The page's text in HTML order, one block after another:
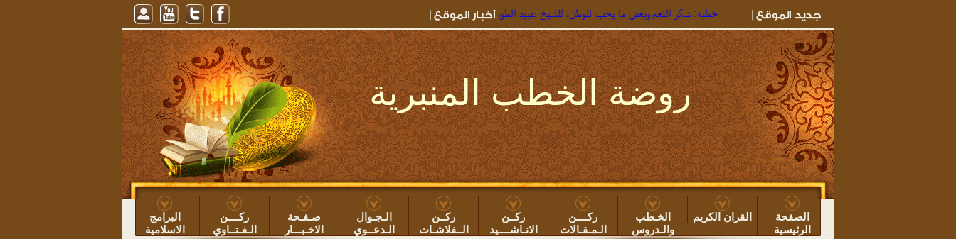
خطبة: بعض أضرار سهر الليل ونوم النهار، للشيخ عبيد الطوياوي=> عبيد بن عساف الطوياوي ۞ خطبة: شكر النعم وبعض ما يجب للوطن، للشيخ عبيد الطوياوي=> جديد خطب الروضة ۞
روضة الخطب المنبرية
الصفحة
الرئيسية
القران الكريم
الخـطب
والـدروس
ركــــن
الـمـقـالات
ركــن
الانـاشــــيد
ركــن
الــفلاشـات
الـجـوال
الـدعــوي
صـفـحة
الاخـبـــار
ركــــن
الـفـتــاوي
البرامج
الاسلامية